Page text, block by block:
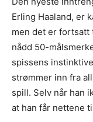
Erling Haaland, er
men det er
nådd 50-
spissens
strømmer inn fra
spill. Selv når han
at han får nettene